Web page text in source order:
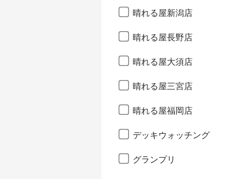
晴れる屋新潟店
晴れる屋長野店
晴れる屋大須店
晴れる屋三宮店
晴れる屋福岡店
デッキウォッチング
グランプリ